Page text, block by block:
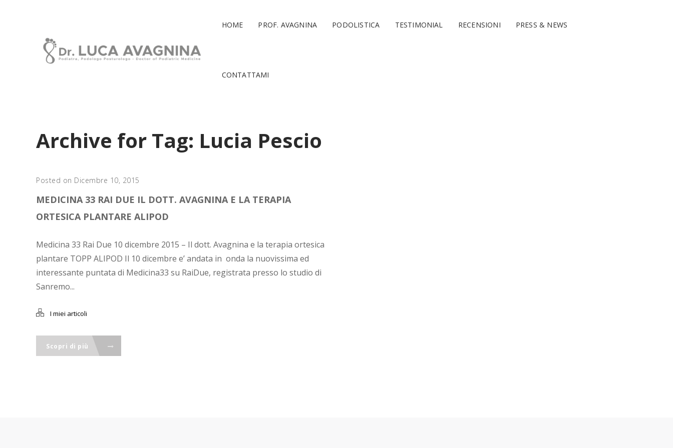
HOME PROF. AVAGNINA PODOLISTICA TESTIMONIAL RECENSIONI PRESS & NEWS
CONTATTAMI
Archive for Tag: Lucia Pescio
Posted on Dicembre 10, 2015
MEDICINA 33 RAI DUE IL DOTT. AVAGNINA E LA TERAPIA
ORTESICA PLANTARE ALIPOD
Medicina 33 Rai Due 10 dicembre 2015 – Il dott. Avagnina e la terapia ortesica
plantare TOPP ALIPOD Il 10 dicembre e’ andata in onda la nuovissima ed
interessante puntata di Medicina33 su RaiDue, registrata presso lo studio di
Sanremo...
I miei articoli
Scopri di più